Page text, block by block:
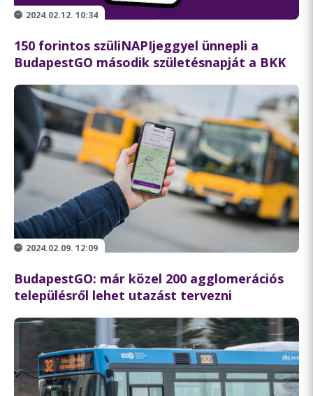
2024.02.12. 10:34
150 forintos szüliNAPIjeggyel ünnepli a
BudapestGO második születésnapját a BKK
2024.02.09. 12:09
BudapestGO: már közel 200 agglomerációs
településről lehet utazást tervezni